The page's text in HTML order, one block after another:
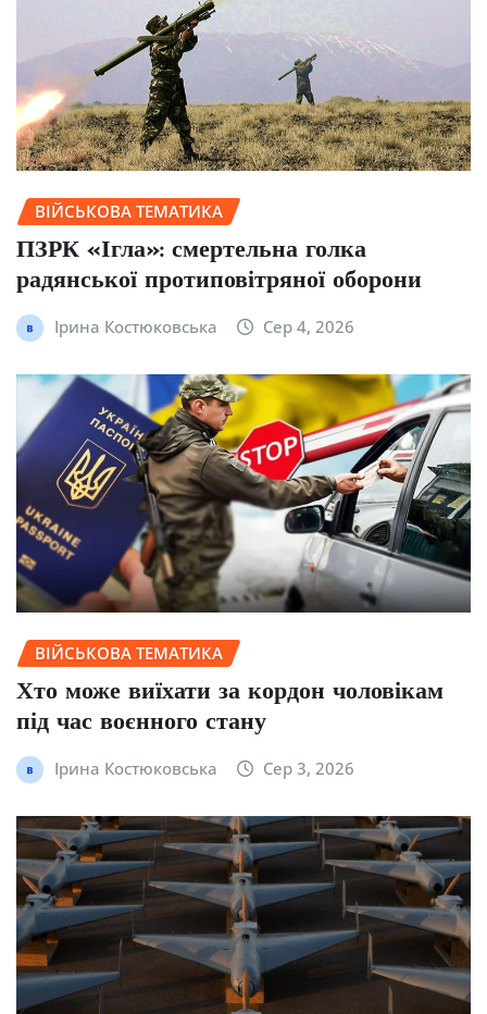
ВІЙСЬКОВА ТЕМАТИКА
ПЗРК «Ігла»: смертельна голка
радянської протиповітряної оборони
Ірина Костюковська Сер 4, 2026
ВІЙСЬКОВА ТЕМАТИКА
Хто може виїхати за кордон чоловікам
під час воєнного стану
Ірина Костюковська Сер 3, 2026